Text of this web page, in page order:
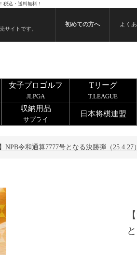
税込・送料無料！
サイトです。
初めての方へ よく
女子プロゴルフ
JLPGA
Tリーグ
T.LEAGUE
収納用品
サプライ
日本将棋連盟
NPB令和通算7777号となる決勝弾（25.4.27）